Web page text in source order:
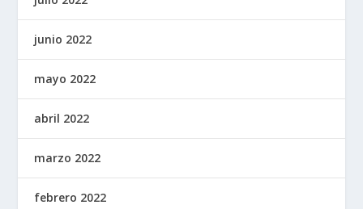
junio 2022
mayo 2022
abril 2022
marzo 2022
febrero 2022